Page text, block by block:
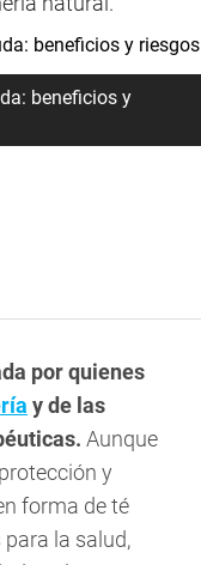
beneficios y
por quienes
y de las
Aunque
y
forma de té
la salud,